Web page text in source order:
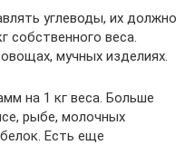
углеводы, их должно
собственного веса.
мучных изделиях.
на 1 кг веса. Больше
рыбе, молочных
Есть еще